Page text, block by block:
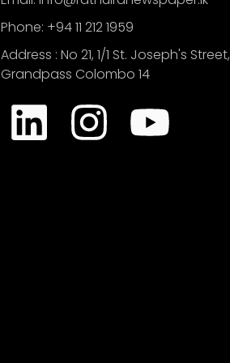
Phone: +94 11 212 1959
Address : No 21, 1/1 St. Joseph's Street,
Grandpass Colombo 14